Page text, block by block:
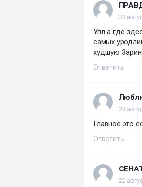
23
Упл а где
самых
худшую
Ответить
23
Главное это
Ответить
22